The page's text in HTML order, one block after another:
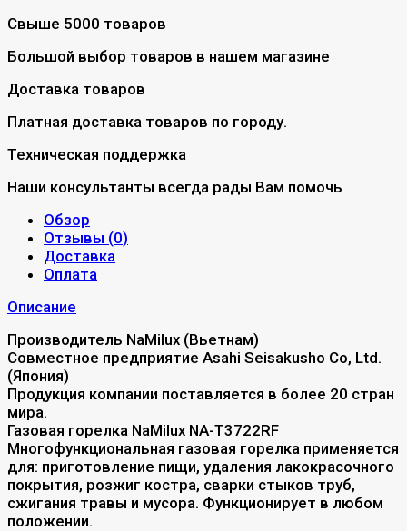
Свыше 5000 товаров
Большой выбор товаров в нашем магазине
Доставка товаров
Платная доставка товаров по городу.
Техническая поддержка
Наши консультанты всегда рады Вам помочь
Обзор
Отзывы (0)
Доставка
Оплата
Описание
Производитель NaMilux (Вьетнам)
Совместное предприятие Asahi Seisakusho Co, Ltd.
(Япония)
Продукция компании поставляется в более 20 стран
мира.
Газовая горелка NaMilux NA-T3722RF
Многофункциональная газовая горелка применяется
для: приготовление пищи, удаления лакокрасочного
покрытия, розжиг костра, сварки стыков труб,
сжигания травы и мусора. Функционирует в любом
положении.